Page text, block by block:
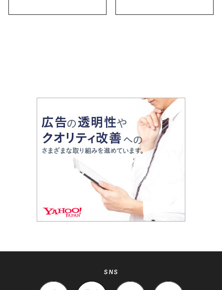
お土産・ばらまき用ま
SNS